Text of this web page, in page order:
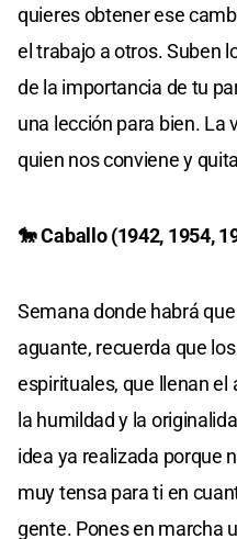
quieres obtener ese
el trabajo a otros. Suben
de la importancia de tu
una lección para bien. La
quien nos conviene y
🐎 Caballo (1942, 1954,
Semana donde habrá
aguante, recuerda que
espirituales, que llenan el
la humildad y la
idea ya realizada porque
muy tensa para ti en
gente. Pones en marcha